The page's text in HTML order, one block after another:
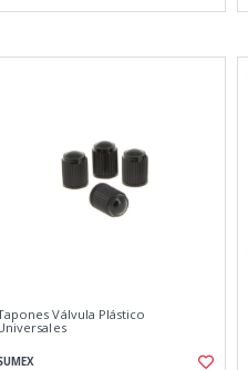
Válvula Plástico